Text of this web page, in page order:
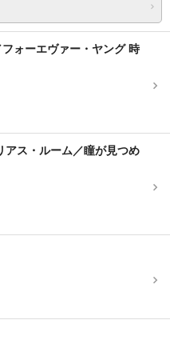
ォーエヴァー・ヤング 時
アス・ルーム／瞳が見つめ